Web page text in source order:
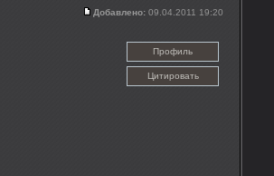
Добавлено: 09.04.2011 19:20
Профиль
Цитировать